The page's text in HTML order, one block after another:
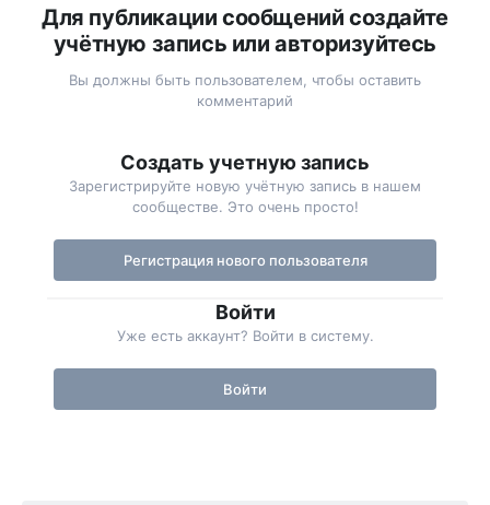
Для публикации сообщений создайте
учётную запись или авторизуйтесь
Вы должны быть пользователем, чтобы оставить
комментарий
Создать учетную запись
Зарегистрируйте новую учётную запись в нашем
сообществе. Это очень просто!
Регистрация нового пользователя
Войти
Уже есть аккаунт? Войти в систему.
Войти